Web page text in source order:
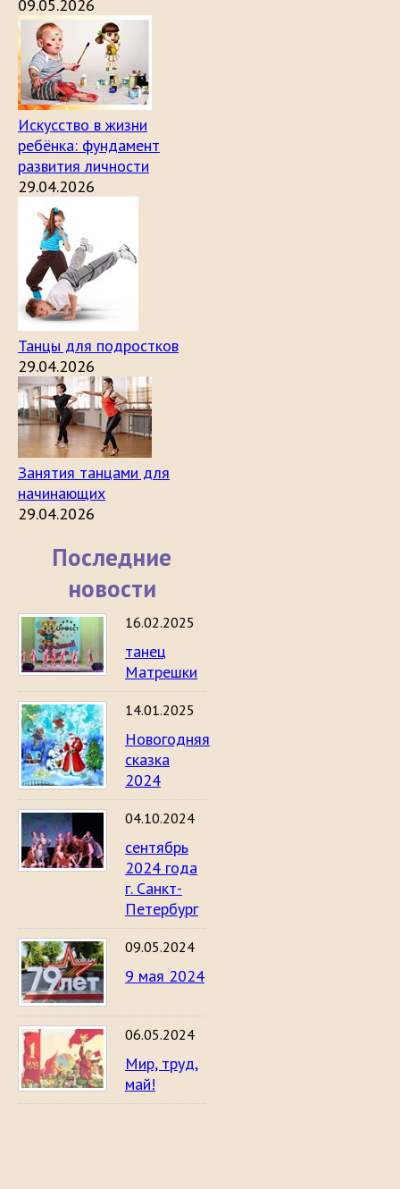
09.05.2026
Искусство в жизни
ребёнка: фундамент
развития личности
29.04.2026
Танцы для подростков
29.04.2026
Занятия танцами для
начинающих
29.04.2026
Последние
новости
16.02.2025
танец
Матрешки
14.01.2025
Новогодняя
сказка
2024
04.10.2024
сентябрь
2024 года
г. Санкт-
Петербург
09.05.2024
9 мая 2024
06.05.2024
Мир, труд,
май!